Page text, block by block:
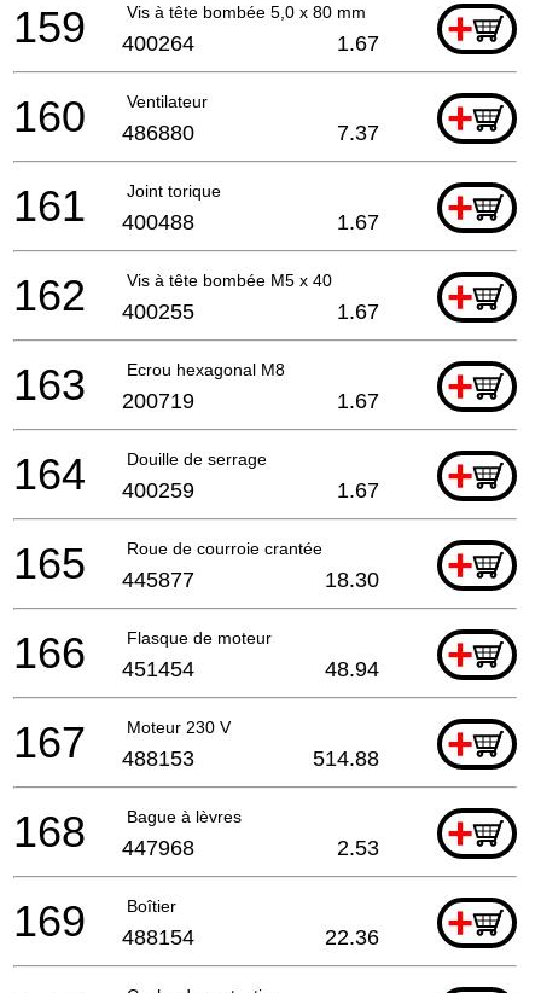
Vis à tête bombée 5,0 x 80 mm +
159 400264 1.67
Ventilateur +
160 486880 7.37
Joint torique +
161 400488 1.67
Vis à tête bombée M5 x 40 +
162 400255 1.67
Ecrou hexagonal M8 +
163 200719 1.67
Douille de serrage +
164 400259 1.67
Roue de courroie crantée +
165 445877 18.30
Flasque de moteur +
166 451454 48.94
Moteur 230 V +
167 488153 514.88
Bague à lèvres +
168 447968 2.53
Boîtier +
169 488154 22.36